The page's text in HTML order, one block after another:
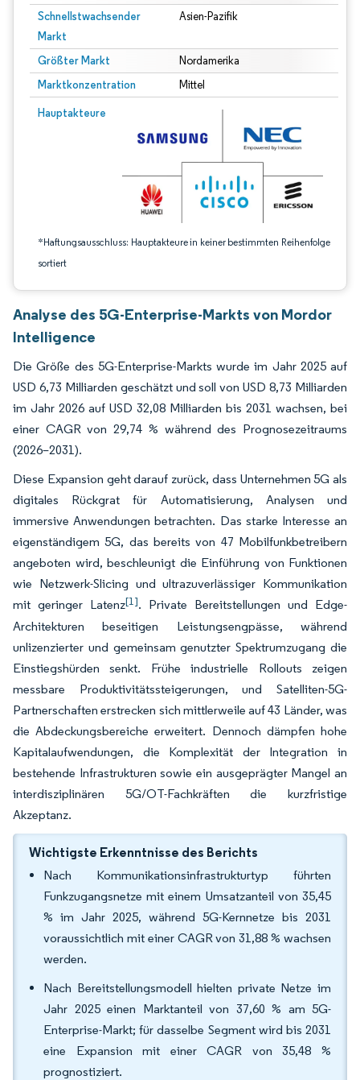
Schnellstwachsender
Markt
Asien-Pazifik
Größter Markt Nordamerika
Marktkonzentration Mittel
Hauptakteure
*Haftungsausschluss: Hauptakteure in keiner bestimmten Reihenfolge
sortiert
Bild © Mordor Intelligence. Wiederverwendung erfordert Namensnennung
Analyse des 5G-Enterprise-Markts von Mordor
Intelligence
Die Größe des 5G-Enterprise-Markts wurde im Jahr 2025 auf
USD 6,73 Milliarden geschätzt und soll von USD 8,73 Milliarden
im Jahr 2026 auf USD 32,08 Milliarden bis 2031 wachsen, bei
einer CAGR von 29,74 % während des Prognosezeitraums
(2026–2031).
Diese Expansion geht darauf zurück, dass Unternehmen 5G als
digitales Rückgrat für Automatisierung, Analysen und
immersive Anwendungen betrachten. Das starke Interesse an
eigenständigem 5G, das bereits von 47 Mobilfunkbetreibern
angeboten wird, beschleunigt die Einführung von Funktionen
wie Netzwerk-Slicing und ultrazuverlässiger Kommunikation
mit geringer Latenz[1]. Private Bereitstellungen und Edge-
Architekturen beseitigen Leistungsengpässe, während
unlizenzierter und gemeinsam genutzter Spektrumzugang die
Einstiegshürden senkt. Frühe industrielle Rollouts zeigen
messbare Produktivitätssteigerungen, und Satelliten-5G-
Partnerschaften erstrecken sich mittlerweile auf 43 Länder, was
die Abdeckungsbereiche erweitert. Dennoch dämpfen hohe
Kapitalaufwendungen, die Komplexität der Integration in
bestehende Infrastrukturen sowie ein ausgeprägter Mangel an
interdisziplinären 5G/OT-Fachkräften die kurzfristige
Akzeptanz.
Wichtigste Erkenntnisse des Berichts
Nach Kommunikationsinfrastrukturtyp führten
Funkzugangsnetze mit einem Umsatzanteil von 35,45
% im Jahr 2025, während 5G-Kernnetze bis 2031
voraussichtlich mit einer CAGR von 31,88 % wachsen
werden.
Nach Bereitstellungsmodell hielten private Netze im
Jahr 2025 einen Marktanteil von 37,60 % am 5G-
Enterprise-Markt; für dasselbe Segment wird bis 2031
eine Expansion mit einer CAGR von 35,48 %
prognostiziert.